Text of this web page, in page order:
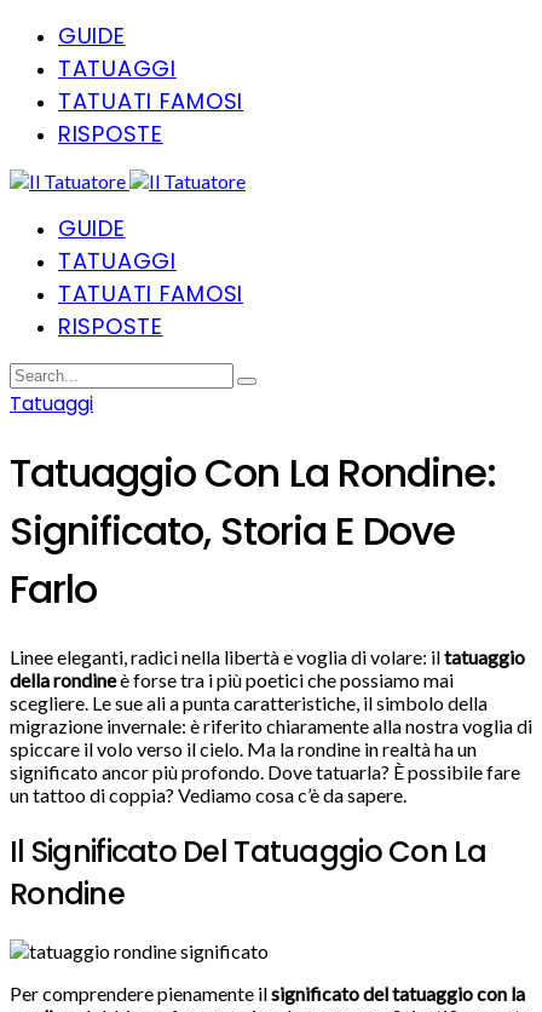
GUIDE
TATUAGGI
TATUATI FAMOSI
RISPOSTE
GUIDE
TATUAGGI
TATUATI FAMOSI
RISPOSTE
Tatuaggi
Tatuaggio Con La Rondine:
Significato, Storia E Dove
Farlo
Linee eleganti, radici nella libertà e voglia di volare: iltatuaggio
della rondineè forse tra i più poetici che possiamo mai
scegliere. Le sue ali a punta caratteristiche, il simbolo della
migrazione invernale: è riferito chiaramente alla nostra voglia di
spiccare il volo verso il cielo. Ma la rondine in realtà ha un
significato ancor più profondo. Dove tatuarla? È possibile fare
un tattoo di coppia? Vediamo cosa c’è da sapere.
Il Significato Del Tatuaggio Con La
Rondine
Per comprendere pienamente ilsignificato del tatuaggio con la